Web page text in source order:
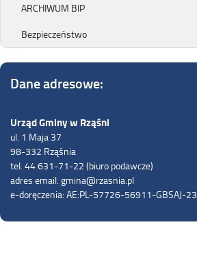
ARCHIWUM BIP
Bezpieczeństwo
Dane adresowe:
Urząd Gminy w Rząśni
ul. 1 Maja 37
98-332 Rząśnia
tel. 44 631-71-22 (biuro podawcze)
adres email: gmina@rzasnia.pl
e-doręczenia: AE:PL-57726-56911-GBSAJ-23